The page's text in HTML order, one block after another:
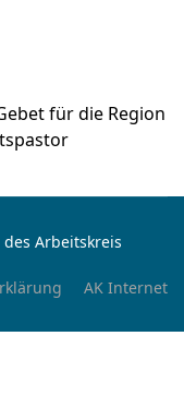
für die Region
Arbeitskreis
AK Internet